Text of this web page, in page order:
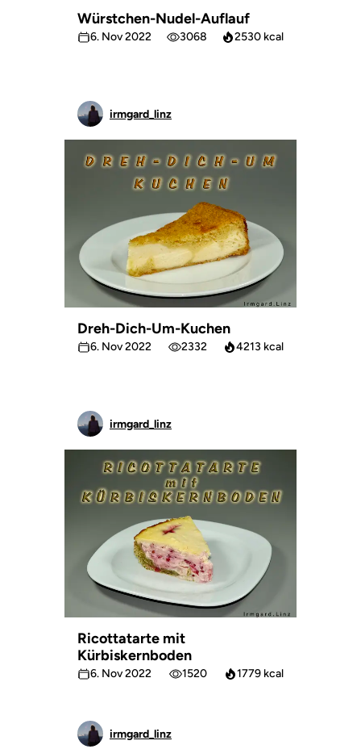
Würstchen-Nudel-Auflauf
6. Nov 2022 3068 2530 kcal
irmgard_linz
Dreh-Dich-Um-Kuchen
6. Nov 2022 2332 4213 kcal
irmgard_linz
Ricottatarte mit
Kürbiskernboden
6. Nov 2022 1520 1779 kcal
irmgard_linz